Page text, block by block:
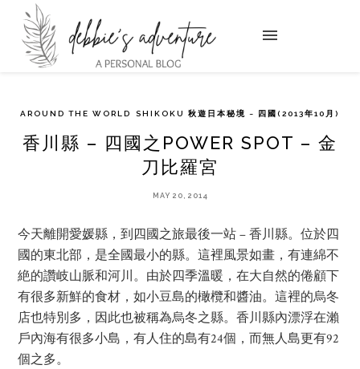
AROUND THE WORLD SHIKOKU 秋遊日本秘境 ~ 四國(2013年10月)
香川縣 – 四國之POWER SPOT – 金
刀比羅宮
MAY 20, 2014
今天離開愛媛縣，到四國之旅最後一站 – 香川縣。位於四
國的東北部，是全國最小的縣。這裡風景如畫，有連綿不
絶的讚岐山脈和河川。由於四季溫暖，在大自然的倦顧下
有很多新鮮的食材，如小豆島的橄欖和醬油。這裡的烏冬
店也特別多，因此也被稱為烏冬之縣。香川縣內漂浮在瀨
戶內海有很多小島，有人住的島有24個，而無人島更有92
個之多。